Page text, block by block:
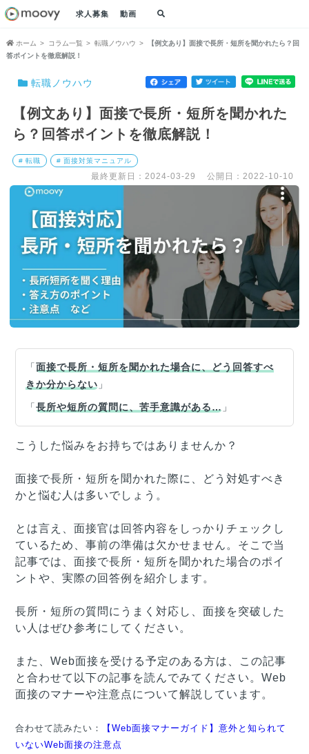
求人募集 動画
ホーム コラム一覧 転職ノウハウ
【例文あり】面接で長所・短所を聞かれたら？回
答ポイントを徹底解説！
転職ノウハウ
【例文あり】面接で長所・短所を聞かれた
ら？回答ポイントを徹底解説！
# 転職 # 面接対策マニュアル
最終更新日：2024-03-29 公開日：2022-10-10
「面接で長所・短所を聞かれた場合に、どう回答すべ
きか分からない 」
「長所や短所の質問に、苦手意識がある… 」
こうした悩みをお持ちではありませんか？
面接で長所・短所を聞かれた際に、どう対処すべき
かと悩む人は多いでしょう。
とは言え、面接官は回答内容をしっかりチェックし
ているため、事前の準備は欠かせません。そこで当
記事では、面接で長所・短所を聞かれた場合のポイ
ントや、実際の回答例を紹介します。
長所・短所の質問にうまく対応し、面接を突破した
い人はぜひ参考にしてください。
また、Web面接を受ける予定のある方は、この記事
と合わせて以下の記事を読んでみてください。Web
面接のマナーや注意点について解説しています。
合わせて読みたい：
【Web面接マナーガイド】意外と知られて
いないWeb面接の注意点